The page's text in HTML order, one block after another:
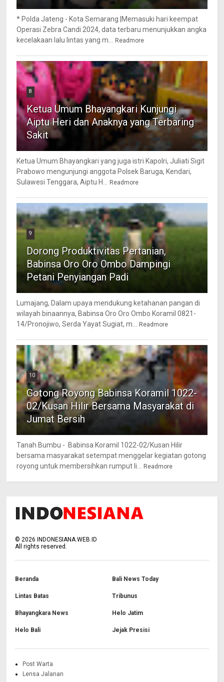
* Polda Jateng - Kota Semarang |Memasuki hari keempat
Operasi Zebra Candi 2024, data terbaru menunjukkan angka
kecelakaan lalu lintas yang m...
Readmore
8
Ketua Umum Bhayangkari Kunjungi
Aiptu Heri dan Anaknya yang Terbaring
Sakit
Ketua Umum Bhayangkari yang juga istri Kapolri, Juliati Sigit
Prabowo mengunjungi anggota Polsek Baruga, Kendari,
Sulawesi Tenggara, Aiptu H...
Readmore
9
Dorong Produktivitas Pertanian,
Babinsa Oro Oro Ombo Dampingi
Petani Penyiangan Padi
Lumajang, Dalam upaya mendukung ketahanan pangan di
wilayah binaannya, Babinsa Oro Oro Ombo Koramil 0821-
14/Pronojiwo, Serda Yayat Sugiat, m...
Readmore
10
Gotong Royong Babinsa Koramil 1022-
02/Kusan Hilir Bersama Masyarakat di
Jumat Bersih
Tanah Bumbu - Babinsa Koramil 1022-02/Kusan Hilir
bersama masyarakat setempat menggelar kegiatan gotong
royong untuk membersihkan rumput li...
Readmore
©2026 INDONESIANA.WEB.ID
All rights reserved.
Beranda Bali News Today
Lintas Batas Tribunus
Bhayangkara News Helo Jatim
Helo Bali Jejak Presisi
Post Warta
Lensa Jalanan